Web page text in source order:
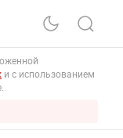
и с использованием